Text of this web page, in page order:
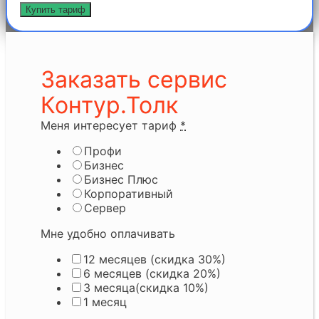
Купить тариф
Заказать сервис
Контур.Толк
Меня интересует тариф *
Профи
Бизнес
Бизнес Плюс
Корпоративный
Сервер
Мне удобно оплачивать
12 месяцев (скидка 30%)
6 месяцев (скидка 20%)
3 месяца(скидка 10%)
1 месяц